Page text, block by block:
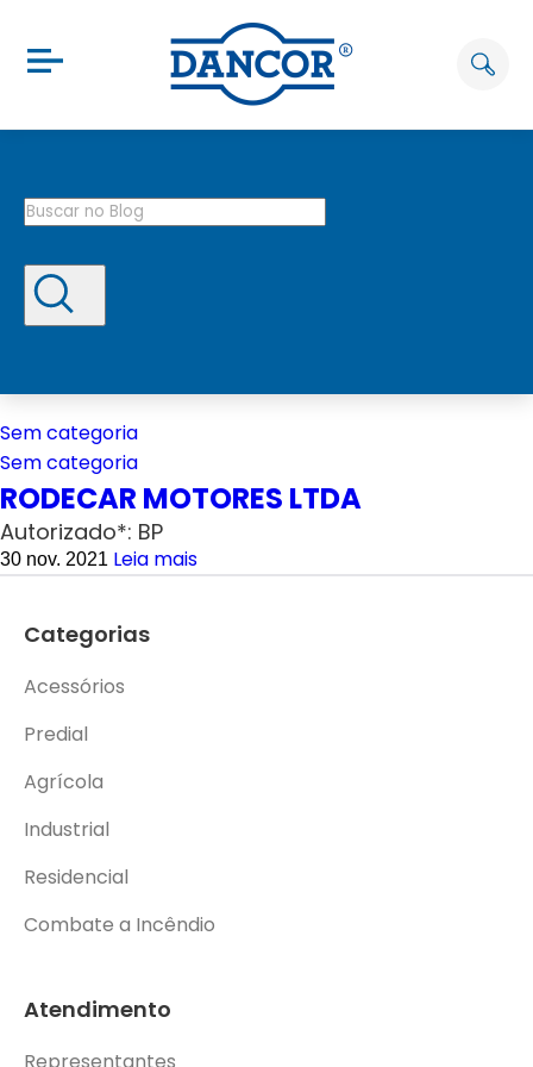
Sem categoria
Sem categoria
RODECAR MOTORES LTDA
Autorizado*: BP
30 nov. 2021 Leia mais
Categorias
Acessórios
Predial
Agrícola
Industrial
Residencial
Combate a Incêndio
Atendimento